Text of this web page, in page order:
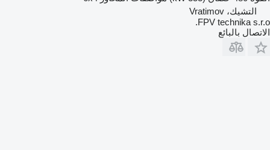
التشيك، Vratimov
FPV technika s.r.o.
الاتصال بالبائع